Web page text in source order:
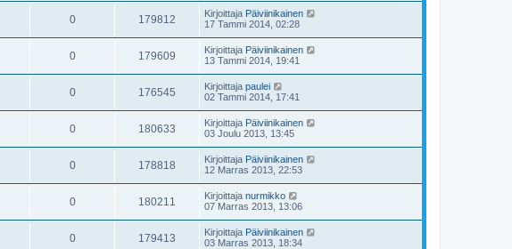
0 179812 Kirjoittaja Päiviinikainen
17 Tammi 2014, 02:28
0 179609 Kirjoittaja Päiviinikainen
13 Tammi 2014, 19:41
0 176545 Kirjoittaja paulei
02 Tammi 2014, 17:41
0 180633 Kirjoittaja Päiviinikainen
03 Joulu 2013, 13:45
0 178818 Kirjoittaja Päiviinikainen
12 Marras 2013, 22:53
0 180211 Kirjoittaja nurmikko
07 Marras 2013, 13:06
0 179413 Kirjoittaja Päiviinikainen
03 Marras 2013, 18:34